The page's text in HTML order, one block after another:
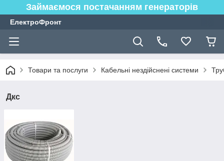
Займаємося постачанням генераторів
ЕлектроФронт
Товари та послуги Кабельні нездійснені системи
Дкс